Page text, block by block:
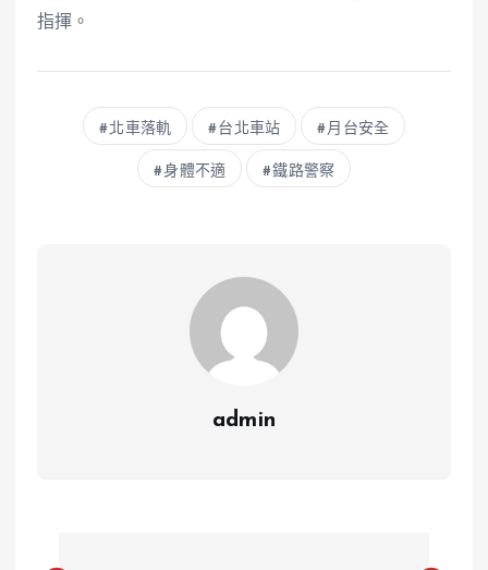
指揮。
北車落軌 台北車站 月台安全
身體不適 鐵路警察
admin